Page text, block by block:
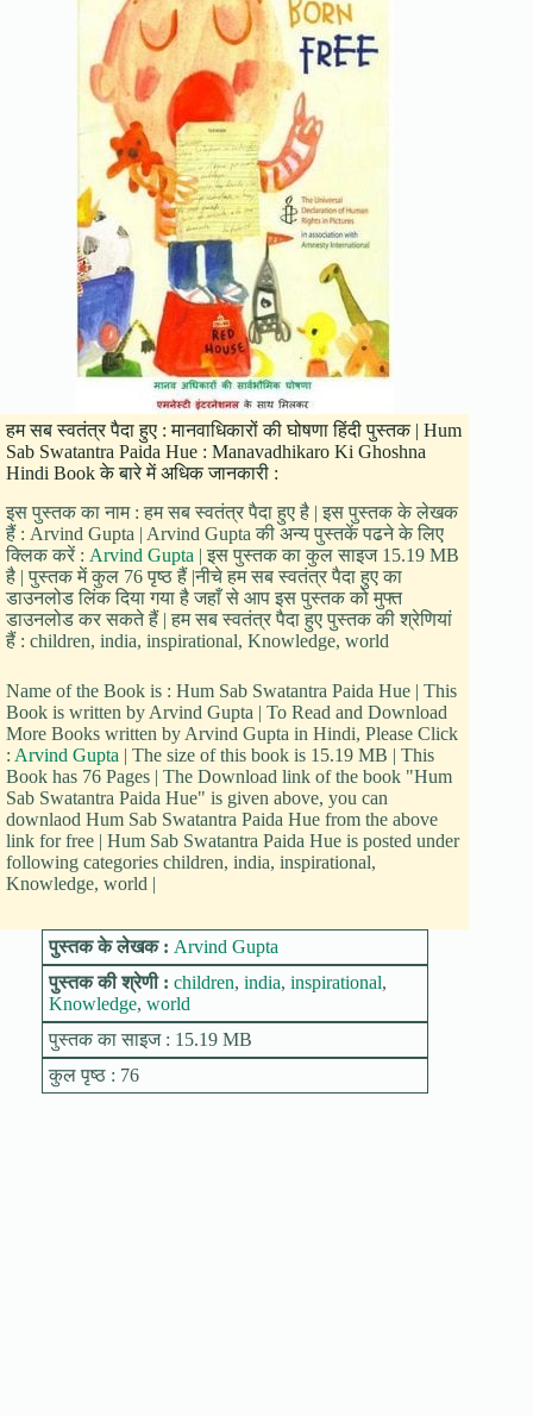
हम सब स्वतंत्र पैदा हुए : मानवाधिकारों की घोषणा हिंदी पुस्तक | Hum
Sab Swatantra Paida Hue : Manavadhikaro Ki Ghoshna
Hindi Book के बारे में अधिक जानकारी :
इस पुस्तक का नाम : हम सब स्वतंत्र पैदा हुए है | इस पुस्तक के लेखक
हैं : Arvind Gupta | Arvind Gupta की अन्य पुस्तकें पढने के लिए
क्लिक करें : Arvind Gupta | इस पुस्तक का कुल साइज 15.19 MB
है | पुस्तक में कुल 76 पृष्ठ हैं |नीचे हम सब स्वतंत्र पैदा हुए का
डाउनलोड लिंक दिया गया है जहाँ से आप इस पुस्तक को मुफ्त
डाउनलोड कर सकते हैं | हम सब स्वतंत्र पैदा हुए पुस्तक की श्रेणियां
हैं : children, india, inspirational, Knowledge, world
Name of the Book is : Hum Sab Swatantra Paida Hue | This
Book is written by Arvind Gupta | To Read and Download
More Books written by Arvind Gupta in Hindi, Please Click
: Arvind Gupta | The size of this book is 15.19 MB | This
Book has 76 Pages | The Download link of the book "Hum
Sab Swatantra Paida Hue" is given above, you can
downlaod Hum Sab Swatantra Paida Hue from the above
link for free | Hum Sab Swatantra Paida Hue is posted under
following categories children, india, inspirational,
Knowledge, world |
पुस्तक के लेखक : Arvind Gupta
पुस्तक की श्रेणी : children, india, inspirational,
Knowledge, world
पुस्तक का साइज : 15.19 MB
कुल पृष्ठ : 76